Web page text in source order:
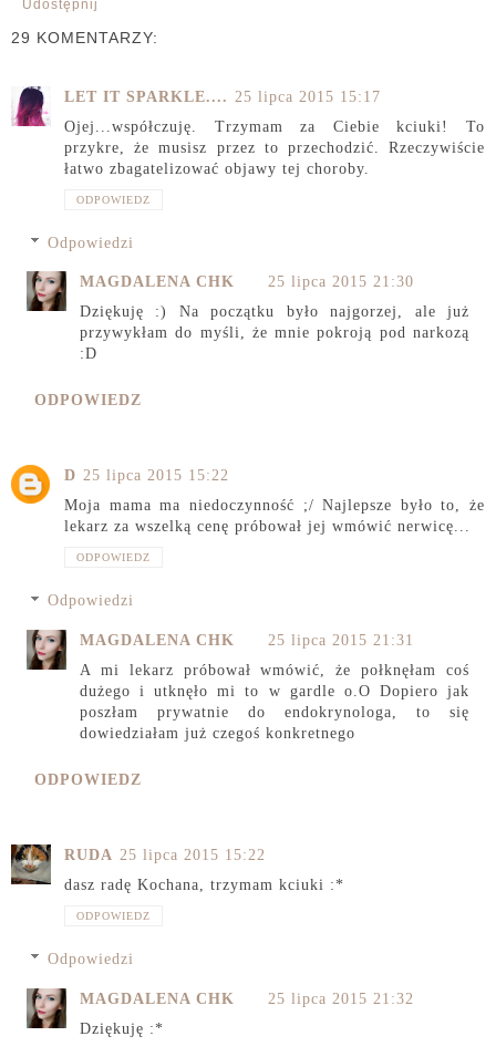
Udostępnij
29 KOMENTARZY:
LET IT SPARKLE.... 25 lipca 2015 15:17
Ojej...współczuję. Trzymam za Ciebie kciuki! To
przykre, że musisz przez to przechodzić. Rzeczywiście
łatwo zbagatelizować objawy tej choroby.
ODPOWIEDZ
Odpowiedzi
MAGDALENA CHK
25 lipca 2015 21:30
Dziękuję :) Na początku było najgorzej, ale już
przywykłam do myśli, że mnie pokroją pod narkozą
:D
ODPOWIEDZ
D 25 lipca 2015 15:22
Moja mama ma niedoczynność ;/ Najlepsze było to, że
lekarz za wszelką cenę próbował jej wmówić nerwicę...
ODPOWIEDZ
Odpowiedzi
MAGDALENA CHK
25 lipca 2015 21:31
A mi lekarz próbował wmówić, że połknęłam coś
dużego i utknęło mi to w gardle o.O Dopiero jak
poszłam prywatnie do endokrynologa, to się
dowiedziałam już czegoś konkretnego
ODPOWIEDZ
RUDA 25 lipca 2015 15:22
dasz radę Kochana, trzymam kciuki :*
ODPOWIEDZ
Odpowiedzi
MAGDALENA CHK
25 lipca 2015 21:32
Dziękuję :*